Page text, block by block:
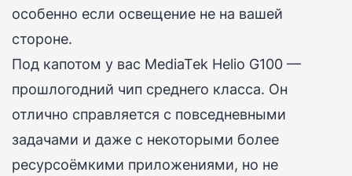
особенно если освещение не на вашей
стороне.
Под капотом у вас MediaTek Helio G100 —
прошлогодний чип среднего класса. Он
отлично справляется с повседневными
задачами и даже с некоторыми более
ресурсоёмкими приложениями, но не